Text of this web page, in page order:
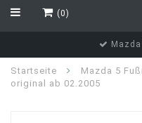
(0)
Startseite
Mazda 5
original ab 02.2005